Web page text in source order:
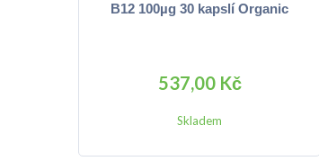
B12 100µg 30 kapslí Organic
537,00 Kč
Skladem